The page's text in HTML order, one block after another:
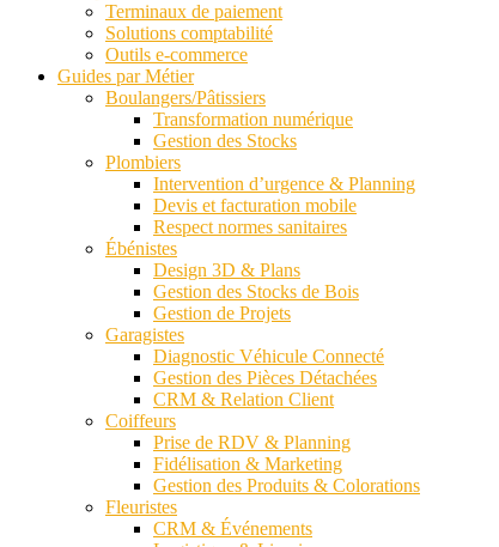
Terminaux de paiement
Solutions comptabilité
Outils e-commerce
Guides par Métier
Boulangers/Pâtissiers
Transformation numérique
Gestion des Stocks
Plombiers
Intervention d’urgence & Planning
Devis et facturation mobile
Respect normes sanitaires
Ébénistes
Design 3D & Plans
Gestion des Stocks de Bois
Gestion de Projets
Garagistes
Diagnostic Véhicule Connecté
Gestion des Pièces Détachées
CRM & Relation Client
Coiffeurs
Prise de RDV & Planning
Fidélisation & Marketing
Gestion des Produits & Colorations
Fleuristes
CRM & Événements